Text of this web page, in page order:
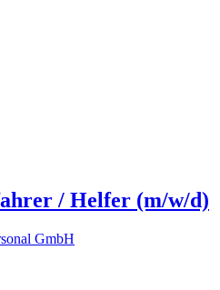
/ Helfer (m/w/d)
GmbH